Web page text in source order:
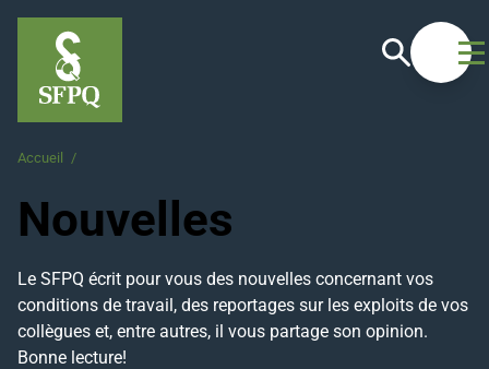
Recherche
Accueil /
Nouvelles
Le SFPQ écrit pour vous des nouvelles concernant vos
conditions de travail, des reportages sur les exploits de vos
collègues et, entre autres, il vous partage son opinion.
Bonne lecture!